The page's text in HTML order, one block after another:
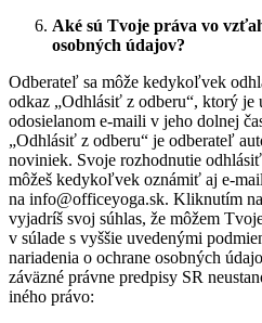
Aké sú Tvoje práva vo
osobných údajov?
Odberateľ sa môže kedykoľvek
odkaz „Odhlásiť z odberu“, ktorý je
odosielanom e-maili v jeho dolnej
„Odhlásiť z odberu“ je odberateľ
noviniek. Svoje rozhodnutie
môžeš kedykoľvek oznámiť aj e-
na info@officeyoga.sk. Kliknutím
vyjadríš svoj súhlas, že môžem
v súlade s vyššie uvedenými
nariadenia o ochrane osobných
záväzné právne predpisy SR
iného právo: